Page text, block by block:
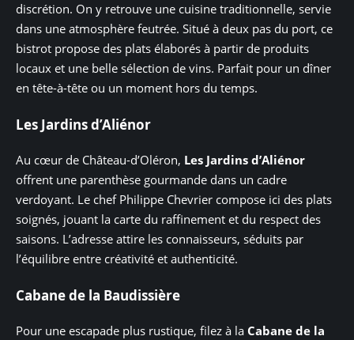
discrétion. On y retrouve une cuisine traditionnelle, servie
dans une atmosphère feutrée. Situé à deux pas du port, ce
bistrot propose des plats élaborés à partir de produits
locaux et une belle sélection de vins. Parfait pour un dîner
en tête-à-tête ou un moment hors du temps.
Les Jardins d’Aliénor
Au cœur de Château-d’Oléron, Les Jardins d’Aliénor
offrent une parenthèse gourmande dans un cadre
verdoyant. Le chef Philippe Chevrier compose ici des plats
soignés, jouant la carte du raffinement et du respect des
saisons. L’adresse attire les connaisseurs, séduits par
l’équilibre entre créativité et authenticité.
Cabane de la Baudissière
Pour une escapade plus rustique, filez à la Cabane de la